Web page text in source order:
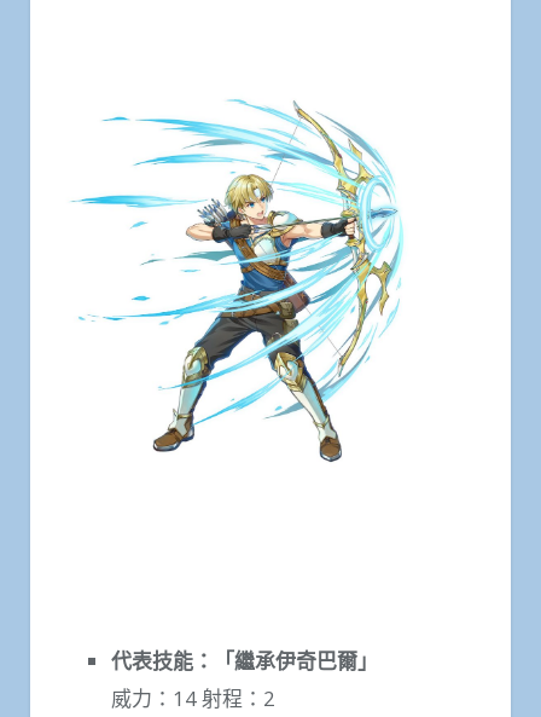
代表技能：「繼承伊奇巴爾」
威力：14 射程：2